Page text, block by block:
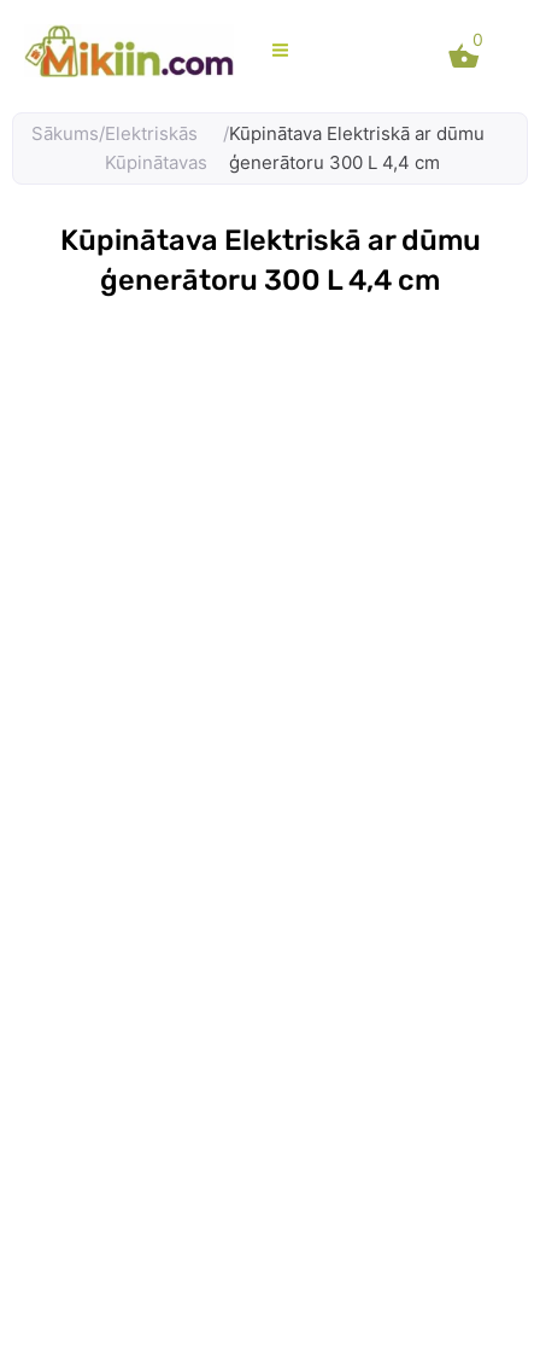
content
0
Sākums/Elektriskās
Kūpinātavas
/Kūpinātava Elektriskā ar dūmu
ģenerātoru 300 L 4,4 cm
Kūpinātava Elektriskā ar dūmu
ģenerātoru 300 L 4,4 cm